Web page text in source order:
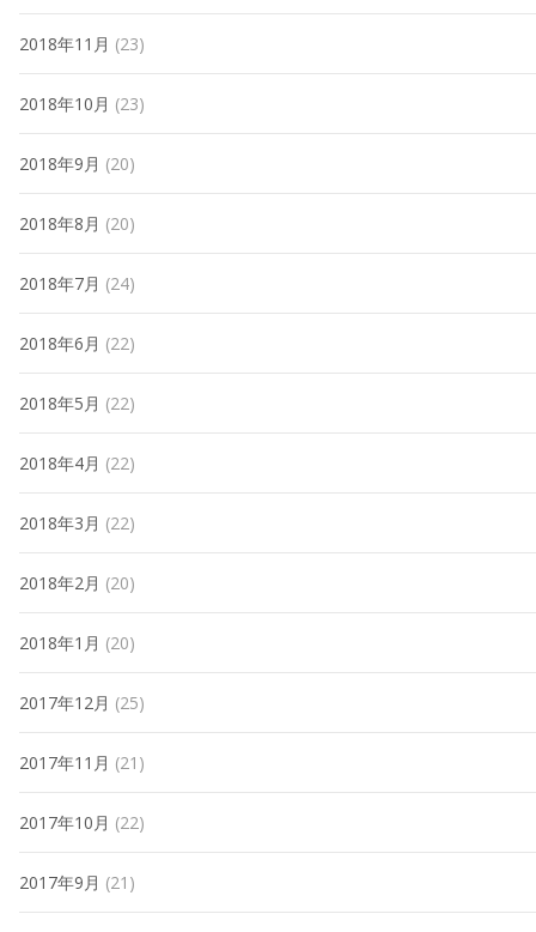
2018年11月 (23)
2018年10月 (23)
2018年9月 (20)
2018年8月 (20)
2018年7月 (24)
2018年6月 (22)
2018年5月 (22)
2018年4月 (22)
2018年3月 (22)
2018年2月 (20)
2018年1月 (20)
2017年12月 (25)
2017年11月 (21)
2017年10月 (22)
2017年9月 (21)